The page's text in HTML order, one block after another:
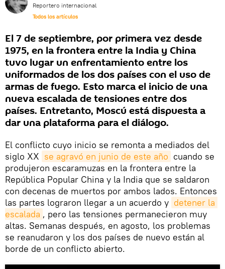
Reportero internacional
Todos los artículos
El 7 de septiembre, por primera vez desde
1975, en la frontera entre la India y China
tuvo lugar un enfrentamiento entre los
uniformados de los dos países con el uso de
armas de fuego. Esto marca el inicio de una
nueva escalada de tensiones entre dos
países. Entretanto, Moscú está dispuesta a
dar una plataforma para el diálogo.
El conflicto cuyo inicio se remonta a mediados del
siglo XX se agravó en junio de este año cuando se
produjeron escaramuzas en la frontera entre la
República Popular China y la India que se saldaron
con decenas de muertos por ambos lados. Entonces
las partes lograron llegar a un acuerdo y detener la
escalada , pero las tensiones permanecieron muy
altas. Semanas después, en agosto, los problemas
se reanudaron y los dos países de nuevo están al
borde de un conflicto abierto.